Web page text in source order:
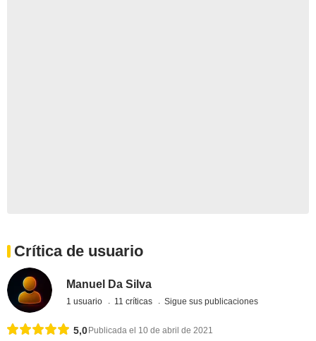
Crítica de usuario
Manuel Da Silva
1 usuario 11 críticas Sigue sus publicaciones
5,0 Publicada el 10 de abril de 2021